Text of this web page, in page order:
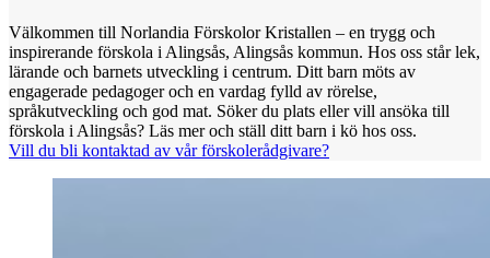
Välkommen till Norlandia Förskolor Kristallen – en trygg och
inspirerande förskola i Alingsås, Alingsås kommun. Hos oss står lek,
lärande och barnets utveckling i centrum. Ditt barn möts av
engagerade pedagoger och en vardag fylld av rörelse,
språkutveckling och god mat. Söker du plats eller vill ansöka till
förskola i Alingsås? Läs mer och ställ ditt barn i kö hos oss.
Vill du bli kontaktad av vår förskolerådgivare?